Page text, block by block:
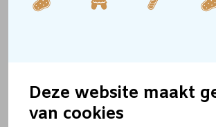
Deze website maakt
van cookies